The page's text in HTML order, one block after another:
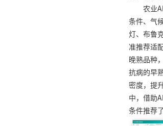
农业
条件、气
灯、布鲁
准推荐适
晚熟品种
抗病的早
密度，提
中，借助
条件推荐